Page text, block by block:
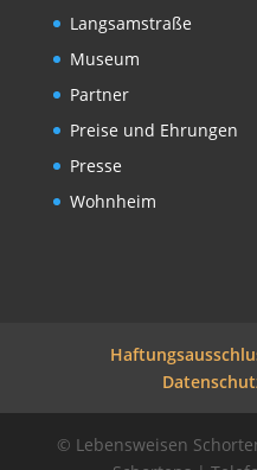
Langsamstraße
Museum
Partner
Preise und Ehrungen
Presse
Wohnheim
© Lebensweisen